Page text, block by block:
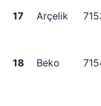
17
Arçelik
18
Beko